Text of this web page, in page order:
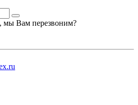
мы Вам перезвоним?